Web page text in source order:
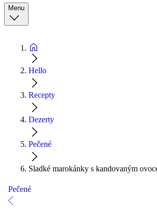
Menu
Hello
Recepty
Dezerty
Pečené
Sladké marokánky s kandovaným
Pečené